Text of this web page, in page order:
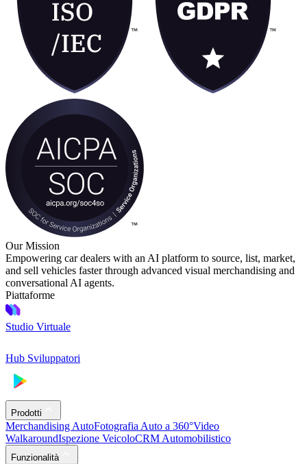
Our Mission
Empowering car dealers with an AI platform to source, list, market,
and sell vehicles faster through advanced visual merchandising and
conversational AI agents.
Piattaforme
Studio Virtuale
Hub Sviluppatori
Prodotti
Merchandising AutoFotografia Auto a 360°Video
WalkaroundIspezione VeicoloCRM Automobilistico
Funzionalità